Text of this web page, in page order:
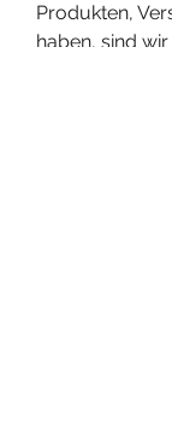
Produkten,
haben, sind